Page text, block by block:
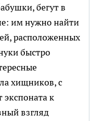
бегут в
им нужно найти
расположенных
быстро
хищников, с
экспоната к
взгляд